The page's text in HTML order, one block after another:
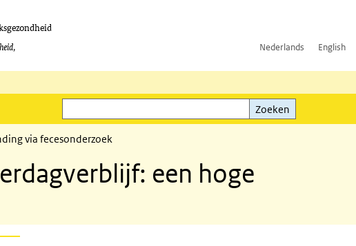
Nederlands English
Zoeken
Zoeken
via fecesonderzoek
een hoge